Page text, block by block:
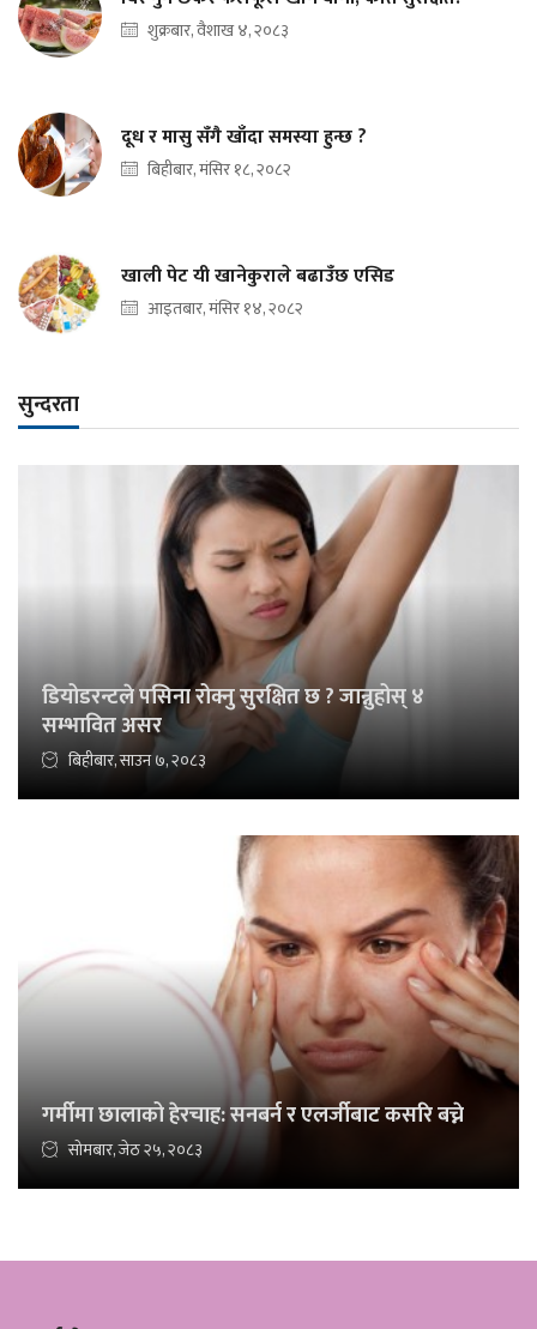
शुक्रबार, वैशाख ४, २०८३
दूध र मासु सँगै खाँदा समस्या हुन्छ ?
बिहीबार, मंसिर १८, २०८२
खाली पेट यी खानेकुराले बढाउँछ एसिड
आइतबार, मंसिर १४, २०८२
सुन्दरता
डियोडरन्टले पसिना रोक्नु सुरक्षित छ ? जान्नुहोस् ४
सम्भावित असर
बिहीबार, साउन ७, २०८३
गर्मीमा छालाको हेरचाह: सनबर्न र एलर्जीबाट कसरि बच्ने
सोमबार, जेठ २५, २०८३